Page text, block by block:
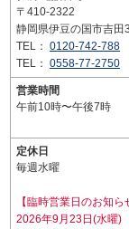
〒410-2322
静岡県伊豆の国市吉田
TEL： 0120-742-788
TEL： 0558-77-2750
営業時間
午前10時〜午後7時
定休日
毎週水曜
【臨時営業日のお知ら
2026年9月23日(水曜)